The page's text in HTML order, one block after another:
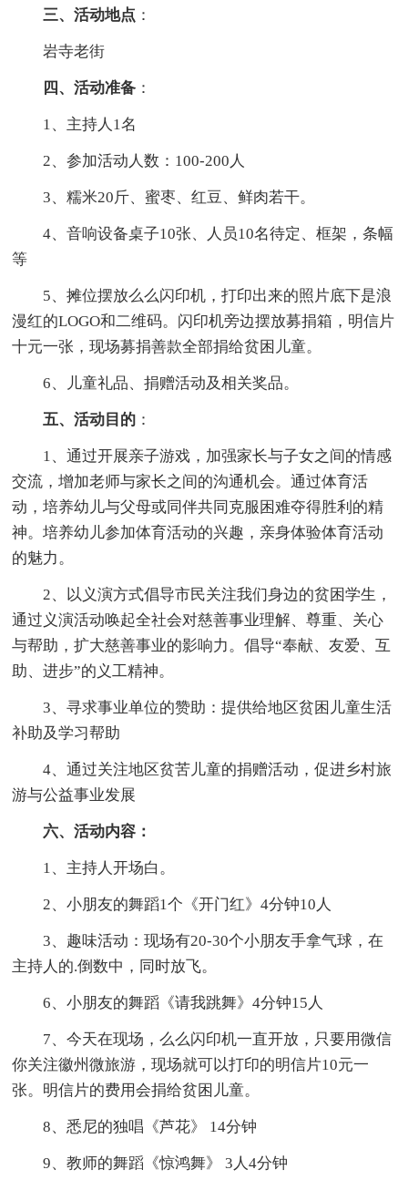
三、活动地点 ：
岩寺老街
四、活动准备 ：
1、主持人1名
2、参加活动人数：100-200人
3、糯米20斤、蜜枣、红豆、鲜肉若干。
4、音响设备桌子10张、人员10名待定、框架，条幅
等
5、摊位摆放么么闪印机，打印出来的照片底下是浪
漫红的LOGO和二维码。闪印机旁边摆放募捐箱，明信片
十元一张，现场募捐善款全部捐给贫困儿童。
6、儿童礼品、捐赠活动及相关奖品。
五、活动目的 ：
1、通过开展亲子游戏，加强家长与子女之间的情感
交流，增加老师与家长之间的沟通机会。通过体育活
动，培养幼儿与父母或同伴共同克服困难夺得胜利的精
神。培养幼儿参加体育活动的兴趣，亲身体验体育活动
的魅力。
2、以义演方式倡导市民关注我们身边的贫困学生，
通过义演活动唤起全社会对慈善事业理解、尊重、关心
与帮助，扩大慈善事业的影响力。倡导“奉献、友爱、互
助、进步”的义工精神。
3、寻求事业单位的赞助：提供给地区贫困儿童生活
补助及学习帮助
4、通过关注地区贫苦儿童的捐赠活动，促进乡村旅
游与公益事业发展
六、活动内容：
1、主持人开场白。
2、小朋友的舞蹈1个《开门红》4分钟10人
3、趣味活动：现场有20-30个小朋友手拿气球，在
主持人的.倒数中，同时放飞。
6、小朋友的舞蹈《请我跳舞》4分钟15人
7、今天在现场，么么闪印机一直开放，只要用微信
你关注徽州微旅游，现场就可以打印的明信片10元一
张。明信片的费用会捐给贫困儿童。
8、悉尼的独唱《芦花》 14分钟
9、教师的舞蹈《惊鸿舞》 3人4分钟